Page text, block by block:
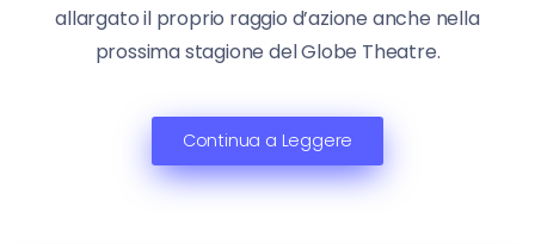
allargato il proprio raggio d’azione anche nella
prossima stagione del Globe Theatre.
Continua a Leggere